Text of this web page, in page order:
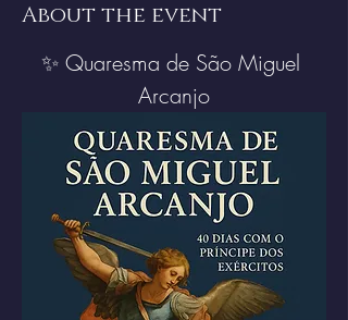
About the event
✨ Quaresma de São Miguel
Arcanjo